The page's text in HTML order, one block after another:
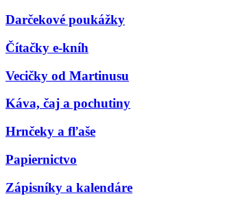
Darčekové poukážky
Čítačky e-kníh
Vecičky od Martinusu
Káva, čaj a pochutiny
Hrnčeky a fľaše
Papiernictvo
Zápisníky a kalendáre